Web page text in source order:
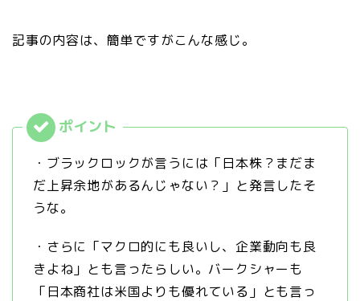
記事の内容は、簡単ですがこんな感じ。
・ブラックロックが言うには「日本株？まだま
だ上昇余地があるんじゃない？」と発言したそ
うな。
・さらに「マクロ的にも良いし、企業動向も良
きよね」とも言ったらしい。バークシャーも
「日本商社は米国よりも優れている」とも言っ